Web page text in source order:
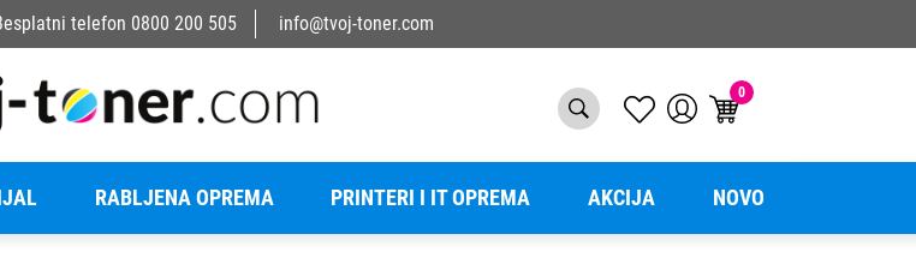
telefon 0800 200 505 info@tvoj-toner.com
0
RABLJENA OPREMA PRINTERI I IT OPREMA AKCIJA NOVO